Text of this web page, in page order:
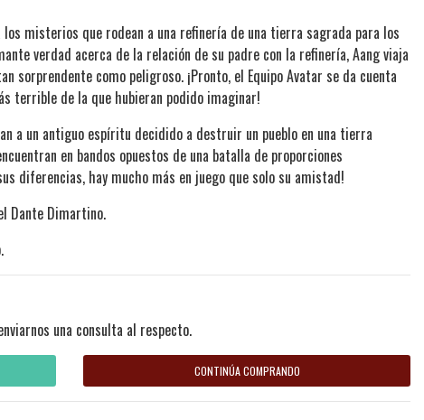
los misterios que rodean a una refinería de una tierra sagrada para los
verdad acerca de la relación de su padre con la refinería, Aang viaja
sorprendente como peligroso. ¡Pronto, el Equipo Avatar se da cuenta
terrible de la que hubieran podido imaginar!
a un antiguo espíritu decidido a destruir un pueblo en una tierra
en bandos opuestos de una batalla de proporciones
diferencias, hay mucho más en juego que solo su amistad!
Dante Dimartino.
una consulta al respecto.
CONTINÚA COMPRANDO